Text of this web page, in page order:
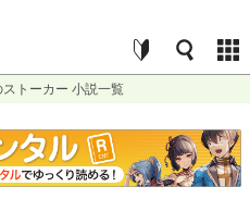
トーカー 小説一覧